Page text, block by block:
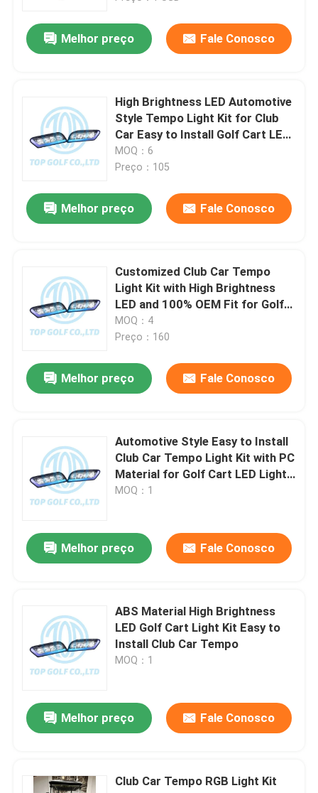
Produtos
Sobre nós
Excursão da fábrica
Contato E.U.
Notícia
Espelhos do lado do carrinho de golfe
Painel do carrinho de golfe
Carrinho de golfe elétrico
Jogos do elevador do carrinho de golfe do clube
Pneus da rua do carrinho de golfe
Motor elétrico com erros do golfe
Melhor preço Fale Conosco
High Brightness LED Automotive
Style Tempo Light Kit for Club
Car Easy to Install Golf Cart LED
Light Kit
MOQ：6
Preço：105
Melhor preço Fale Conosco
Customized Club Car Tempo
Light Kit with High Brightness
LED and 100% OEM Fit for Golf
Cart
MOQ：4
Preço：160
Melhor preço Fale Conosco
Automotive Style Easy to Install
Club Car Tempo Light Kit with PC
Material for Golf Cart LED Light
Kit
MOQ：1
Melhor preço Fale Conosco
ABS Material High Brightness
LED Golf Cart Light Kit Easy to
Install Club Car Tempo
MOQ：1
Melhor preço Fale Conosco
Club Car Tempo RGB Light Kit